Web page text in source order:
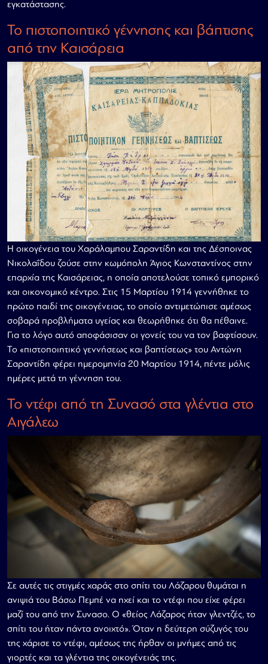
εγκατάστασης.
Το πιστοποιητικό γέννησης και βάπτισης
από την Καισάρεια
Η οικογένεια του Χαράλαμπου Σαραντίδη και της Δέσποινας
Νικολαΐδου ζούσε στην κωμόπολη Άγιος Κωνσταντίνος στην
επαρχία της Καισάρειας, η οποία αποτελούσε τοπικό εμπορικό
και οικονομικό κέντρο. Στις 15 Μαρτίου 1914 γεννήθηκε το
πρώτο παιδί της οικογένειας, το οποίο αντιμετώπισε αμέσως
σοβαρά προβλήματα υγείας και θεωρήθηκε ότι θα πέθαινε.
Για το λόγο αυτό αποφάσισαν οι γονείς του να τον βαφτίσουν.
Το «πιστοποιητικό γεννήσεως και βαπτίσεως» του Αντώνη
Σαραντίδη φέρει ημερομηνία 20 Μαρτίου 1914, πέντε μόλις
ημέρες μετά τη γέννηση του.
Το ντέφι από τη Συνασό στα γλέντια στο
Αιγάλεω
Σε αυτές τις στιγμές χαράς στο σπίτι του Λάζαρου θυμάται η
ανιψιά του Βάσω Πεμπέ να ηχεί και το ντέφι που είχε φέρει
μαζί του από την Συνασο. Ο «θείος Λάζαρος ήταν γλεντζές, το
σπίτι του ήταν πάντα ανοιχτό». Όταν η δεύτερη σύζυγός του
της χάρισε το ντέφι, αμέσως της ήρθαν οι μνήμες από τις
γιορτές και τα γλέντια της οικογένειάς της.